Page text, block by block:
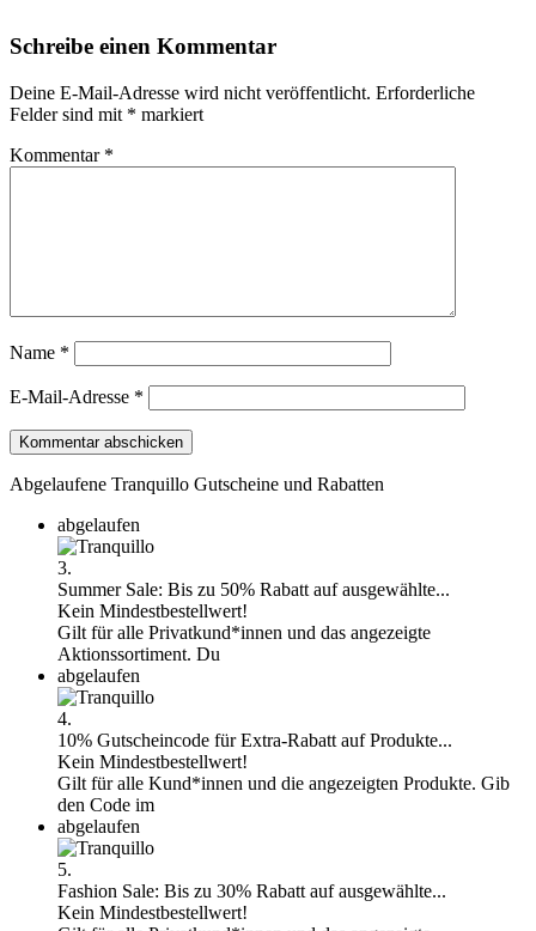
Schreibe einen Kommentar
Deine E-Mail-Adresse wird nicht veröffentlicht. Erforderliche
Felder sind mit * markiert
Kommentar *
Name *
E-Mail-Adresse *
Abgelaufene Tranquillo Gutscheine und Rabatten
abgelaufen
3.
Summer Sale: Bis zu 50% Rabatt auf ausgewählte...
Kein Mindestbestellwert!
Gilt für alle Privatkund*innen und das angezeigte
Aktionssortiment. Du
abgelaufen
4.
10% Gutscheincode für Extra-Rabatt auf Produkte...
Kein Mindestbestellwert!
Gilt für alle Kund*innen und die angezeigten Produkte. Gib
den Code im
abgelaufen
5.
Fashion Sale: Bis zu 30% Rabatt auf ausgewählte...
Kein Mindestbestellwert!